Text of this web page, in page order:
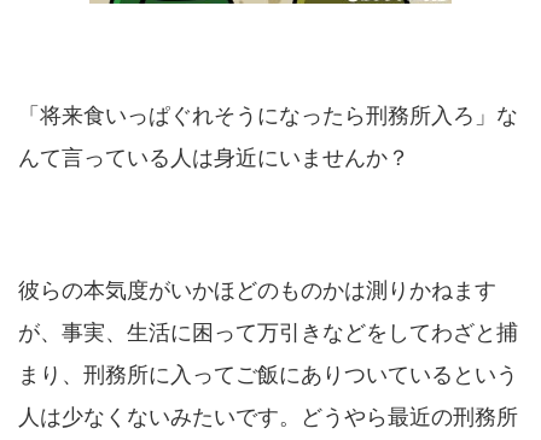
「将来食いっぱぐれそうになったら刑務所入ろ」な
んて言っている人は身近にいませんか？
彼らの本気度がいかほどのものかは測りかねます
が、事実、生活に困って万引きなどをしてわざと捕
まり、刑務所に入ってご飯にありついているという
人は少なくないみたいです。どうやら最近の刑務所